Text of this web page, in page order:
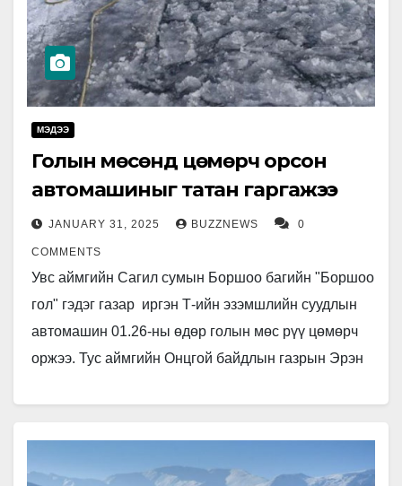
МЭДЭЭ
Голын мөсөнд цөмөрч орсон
автомашиныг татан гаргажээ
JANUARY 31, 2025 BUZZNEWS 0
COMMENTS
Увс аймгийн Сагил сумын Боршоо багийн "Боршоо
гол" гэдэг газар иргэн Т-ийн эзэмшлийн суудлын
автомашин 01.26-ны өдөр голын мөс рүү цөмөрч
оржээ. Тус аймгийн Онцгой байдлын газрын Эрэн